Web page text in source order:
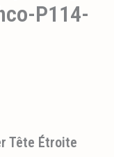
P114-
Tête Étroite